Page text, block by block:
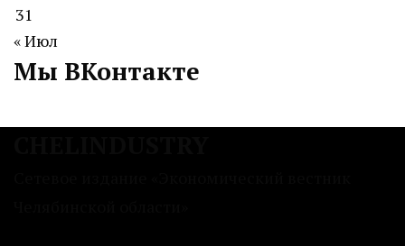
31
« Июл
Мы ВКонтакте